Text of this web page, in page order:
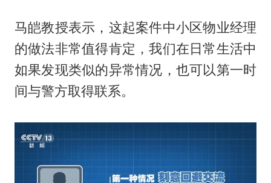
马皑教授表示，这起案件中小区物业经理
的做法非常值得肯定，我们在日常生活中
如果发现类似的异常情况，也可以第一时
间与警方取得联系。